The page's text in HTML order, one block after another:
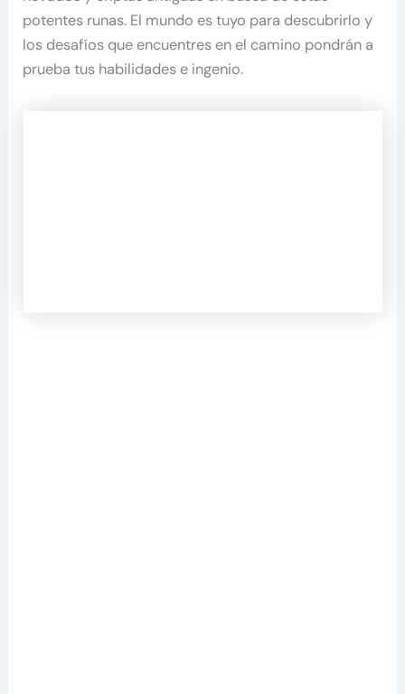
potentes runas. El mundo es tuyo para descubrirlo y
los desafíos que encuentres en el camino pondrán a
prueba tus habilidades e ingenio.